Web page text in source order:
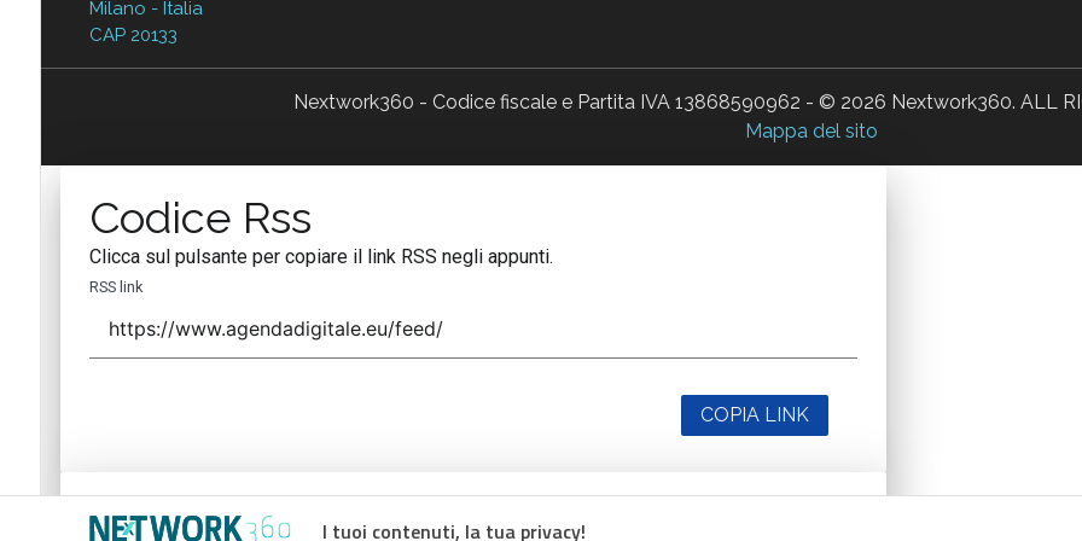
I tuoi contenuti, la tua privacy!
Milano - Italia
CAP 20133
Nextwork360 - Codice fiscale e Partita IVA 13868590962 - © 2026 Nextwork360. ALL
Mappa del sito
Codice Rss
Clicca sul pulsante per copiare il link RSS negli appunti.
RSS link
COPIA LINK
Codice Rss